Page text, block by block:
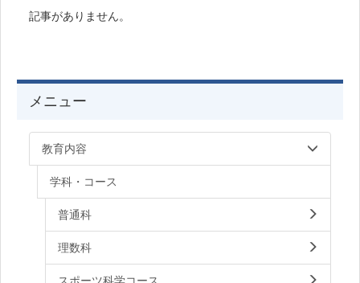
記事がありません。
メニュー
教育内容
学科・コース
普通科
理数科